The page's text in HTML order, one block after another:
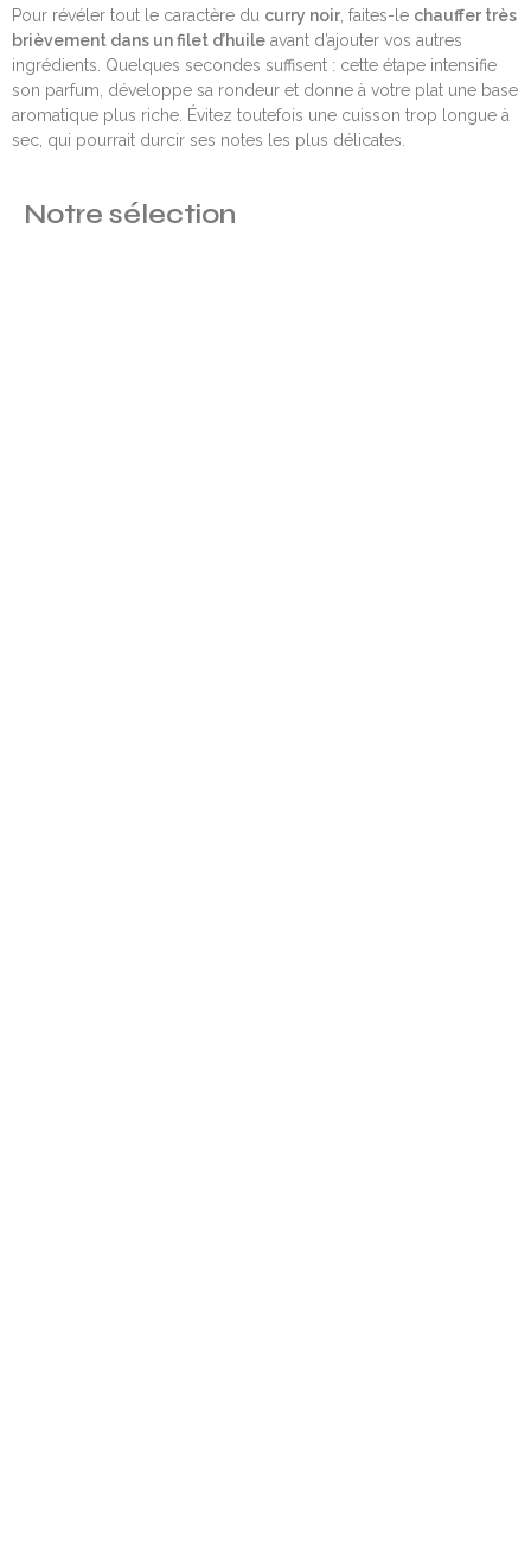
Pour révéler tout le caractère du curry noir , faites-le chauffer très
brièvement dans un filet d’huile avant d’ajouter vos autres
ingrédients. Quelques secondes suffisent : cette étape intensifie
son parfum, développe sa rondeur et donne à votre plat une base
aromatique plus riche. Évitez toutefois une cuisson trop longue à
sec, qui pourrait durcir ses notes les plus délicates.
Notre sélection